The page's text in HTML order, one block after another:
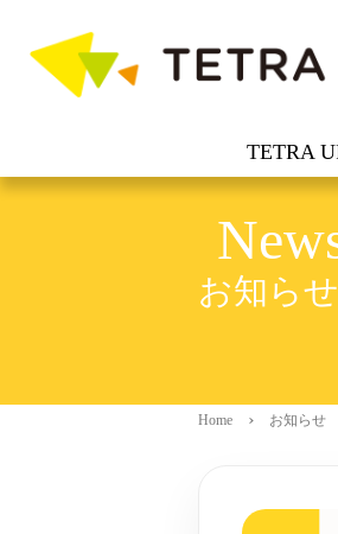
TETRA
お知らせ
Home お知らせ